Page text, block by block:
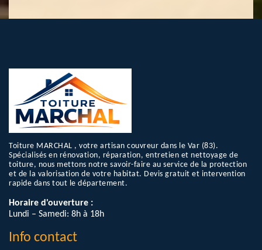
Toiture MARCHAL , votre artisan couvreur dans le Var (83).
Spécialisés en rénovation, réparation, entretien et nettoyage de
toiture, nous mettons notre savoir-faire au service de la protection
et de la valorisation de votre habitat. Devis gratuit et intervention
rapide dans tout le département.
Horaire d'ouverture :
Lundi – Samedi: 8h à 18h
Info contact